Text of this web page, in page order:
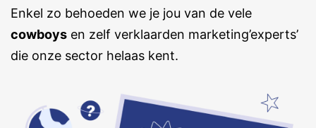
Enkel zo behoeden we je jou van de vele
cowboys en zelf verklaarden marketing’experts’
die onze sector helaas kent.